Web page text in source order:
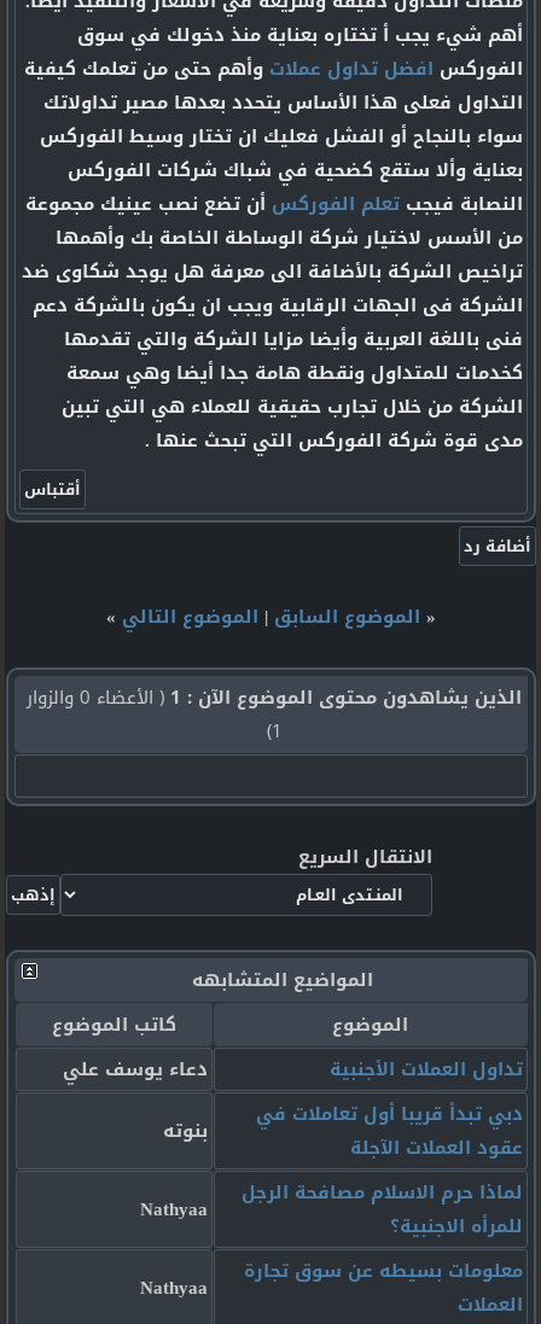
أهم شيء يجب أ تختاره بعناية منذ دخولك في سوق
الفوركس افضل تداول عملات وأهم حتى من تعلمك كيفية
التداول فعلى هذا الأساس يتحدد بعدها مصير تداولاتك
سواء بالنجاح أو الفشل فعليك ان تختار وسيط الفوركس
بعناية وألا ستقع كضحية في شباك شركات الفوركس
النصابة فيجبتعلم الفوركس أن تضع نصب عينيك مجموعة
من الأسس لاختيار شركة الوساطة الخاصة بك وأهمها
تراخيص الشركة بالأضافة الى معرفة هل يوجد شكاوى ضد
الشركة فى الجهات الرقابية ويجب ان يكون بالشركة دعم
فنى باللغة العربية وأيضا مزايا الشركة والتي تقدمها
كخدمات للمتداول ونقطة هامة جدا أيضا وهي سمعة
الشركة من خلال تجارب حقيقية للعملاء هي التي تبين
مدى قوة شركة الفوركس التي تبحث عنها .
« الموضوع السابق | الموضوع التالي »
الذين يشاهدون محتوى الموضوع الآن : 1
( الأعضاء 0 والزوار
1)
الانتقال السريع
المواضيع المتشابهه
الموضوع
كاتب الموضوع
تداول العملات الأجنبية
دعاء يوسف علي
دبي تبدأ قريبا أول تعاملات في
عقود العملات الآجلة
بنوته
لماذا حرم الاسلام مصافحة الرجل
للمرأه الاجنبية؟
Nathyaa
معلومات بسيطه عن سوق تجارة
العملات
Nathyaa